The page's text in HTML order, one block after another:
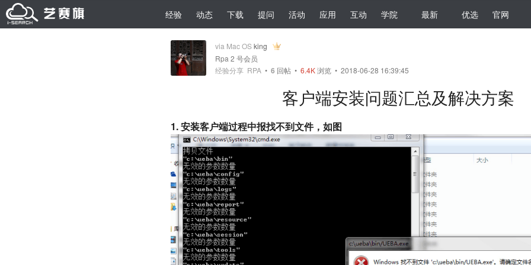
经验 动态 下载 提问 活动 应用 互动 学院 最新 优选 官网
via Mac OSking
Rpa 2 号会员
经验分享 RPA • 6 回帖 • 6.4K浏览 • 2018-06-28 16:39:45
客户端安装问题汇总及解决方案
1. 安装客户端过程中报找不到文件，如图